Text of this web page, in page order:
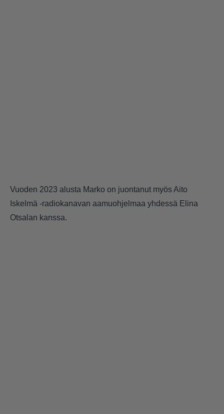
Vuoden 2023 alusta Marko on juontanut myös Aito
Iskelmä -radiokanavan aamuohjelmaa yhdessä Elina
Otsalan kanssa.